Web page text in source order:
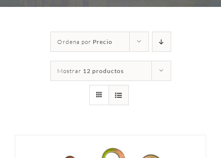
Ordena por Precio
Mostrar 12 productos